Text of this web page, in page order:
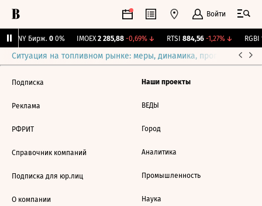
Войти
CNY Бирж. 0 0% IMOEX 2 285,88 -0,69%↓ RTSI 884,56 -1,27%↓ RGBI
Ситуация на топливном рынке: меры, динамика, прогнозы
Подписка
Реклама
РФРИТ
Справочник компаний
Подписка для юр.лиц
О компании
Наши проекты
ВЕДЫ
Город
Аналитика
Промышленность
Наука